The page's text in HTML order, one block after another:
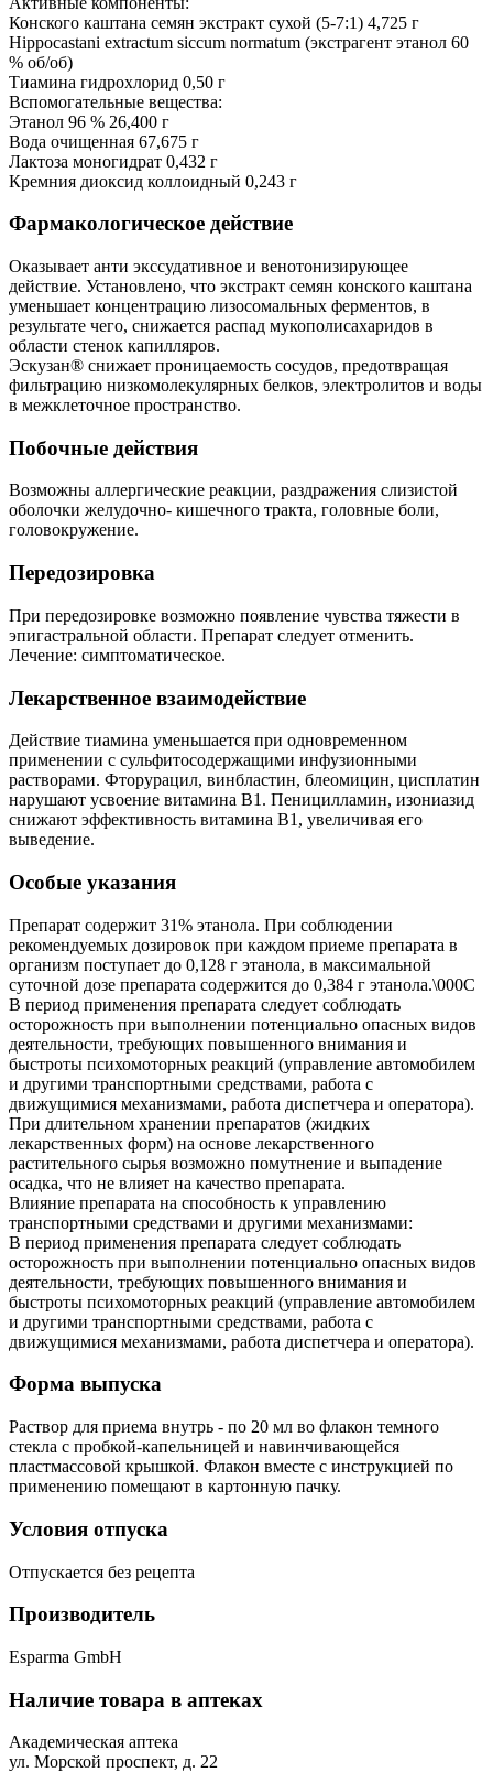
Конского каштана семян экстракт сухой (5-7:1) 4,725 г
Hippocastani extractum siccum normatum (экстрагент этанол 60
% об/об)
Тиамина гидрохлорид 0,50 г
Вспомогательные вещества:
Этанол 96 % 26,400 г
Вода очищенная 67,675 г
Лактоза моногидрат 0,432 г
Кремния диоксид коллоидный 0,243 г
Фармакологическое действие
Оказывает анти экссудативное и венотонизирующее
действие. Установлено, что экстракт семян конского каштана
уменьшает концентрацию лизосомальных ферментов, в
результате чего, снижается распад мукополисахаридов в
области стенок капилляров.
Эскузан® снижает проницаемость сосудов, предотвращая
фильтрацию низкомолекулярных белков, электролитов и воды
в межклеточное пространство.
Побочные действия
Возможны аллергические реакции, раздражения слизистой
оболочки желудочно- кишечного тракта, головные боли,
головокружение.
Передозировка
При передозировке возможно появление чувства тяжести в
эпигастральной области. Препарат следует отменить.
Лечение: симптоматическое.
Лекарственное взаимодействие
Действие тиамина уменьшается при одновременном
применении с сульфитосодержащими инфузионными
растворами. Фторурацил, винбластин, блеомицин, цисплатин
нарушают усвоение витамина В1. Пеницилламин, изониазид
снижают эффективность витамина В1, увеличивая его
выведение.
Особые указания
Препарат содержит 31% этанола. При соблюдении
рекомендуемых дозировок при каждом приеме препарата в
организм поступает до 0,128 г этанола, в максимальной
суточной дозе препарата содержится до 0,384 г этанола.\000C
В период применения препарата следует соблюдать
осторожность при выполнении потенциально опасных видов
деятельности, требующих повышенного внимания и
быстроты психомоторных реакций (управление автомобилем
и другими транспортными средствами, работа с
движущимися механизмами, работа диспетчера и оператора).
При длительном хранении препаратов (жидких
лекарственных форм) на основе лекарственного
растительного сырья возможно помутнение и выпадение
осадка, что не влияет на качество препарата.
Влияние препарата на способность к управлению
транспортными средствами и другими механизмами:
В период применения препарата следует соблюдать
осторожность при выполнении потенциально опасных видов
деятельности, требующих повышенного внимания и
быстроты психомоторных реакций (управление автомобилем
и другими транспортными средствами, работа с
движущимися механизмами, работа диспетчера и оператора).
Форма выпуска
Раствор для приема внутрь - по 20 мл во флакон темного
стекла с пробкой-капельницей и навинчивающейся
пластмассовой крышкой. Флакон вместе с инструкцией по
применению помещают в картонную пачку.
Условия отпуска
Отпускается без рецепта
Производитель
Esparma GmbH
Наличие товара в аптеках
Академическая аптека
ул. Морской проспект, д. 22